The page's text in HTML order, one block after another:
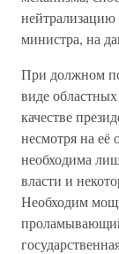
министра, на
При должном
виде
качестве
несмотря на её
необходима
власти и
Необходим